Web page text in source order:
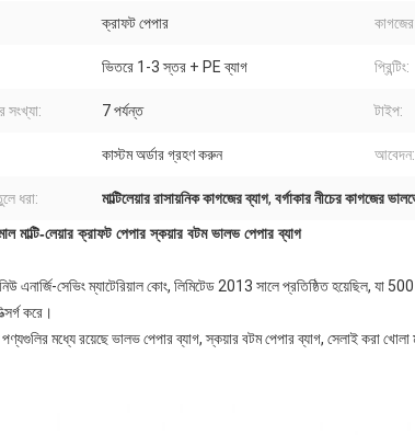
ক্রাফট পেপার
ভিতরে 1-3 স্তর + PE ব্যাগ প্রিন্টিং:
সংখ্যা: 7 পর্যন্ত টাইপ:
কাস্টম অর্ডার গ্রহণ করুন আবেদন:
ধরা: মাল্টিলেয়ার রাসায়নিক কাগজের ব্যাগ, বর্গাকার নীচের কাগজের
মাল্টি-লেয়ার ক্রাফট পেপার স্কয়ার বটম ভালভ পেপার ব্যাগ
এনার্জি-সেভিং ম্যাটেরিয়াল কোং, লিমিটেড 2013 সালে প্রতিষ্ঠিত হয়েছিল, যা
করে।
পণ্যগুলির মধ্যে রয়েছে ভালভ পেপার ব্যাগ, স্কয়ার বটম পেপার ব্যাগ, সেলাই করা